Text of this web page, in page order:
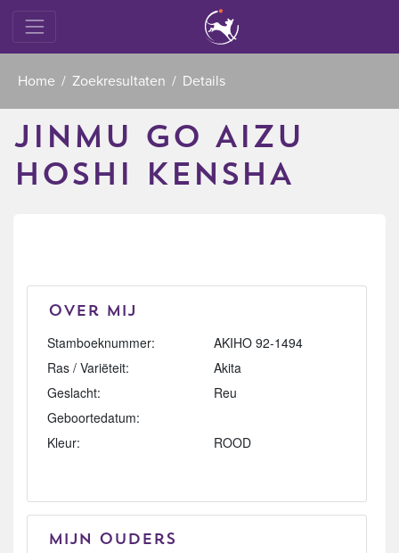
Home Zoekresultaten Details
JINMU GO AIZU
HOSHI KENSHA
Over mij
Stamboeknummer:
AKIHO 92-1494
Ras / Variëteit:
Akita
Geslacht:
Reu
Geboortedatum:
Kleur:
ROOD
Mijn Ouders